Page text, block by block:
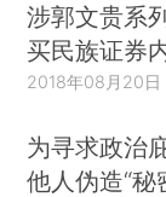
涉郭文贵系
买民族证券
2018年08月20日
为寻求政治
他人伪造“秘